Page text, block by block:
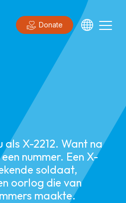
Donate
als X-2212. Want na
nummer. Een X-
soldaat,
oorlog die van
maakte.